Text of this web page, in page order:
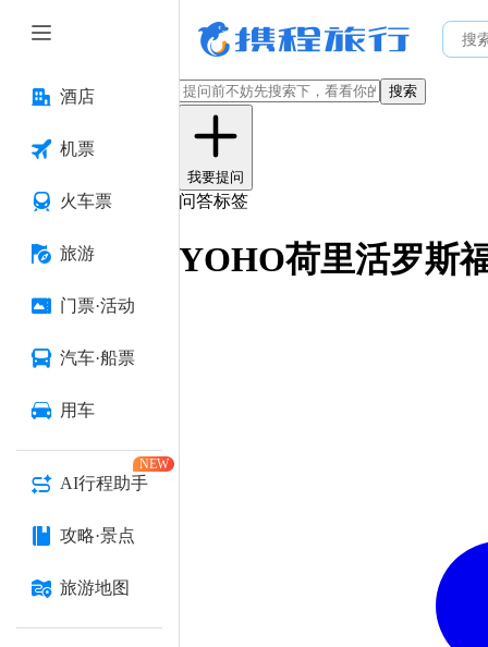
酒店
机票
火车票
旅游
门票·活动
汽车·船票
用车
AI行程助手
NEW
攻略·景点
旅游地图
搜索
我要提问
问答标签
YOHO荷里活罗斯